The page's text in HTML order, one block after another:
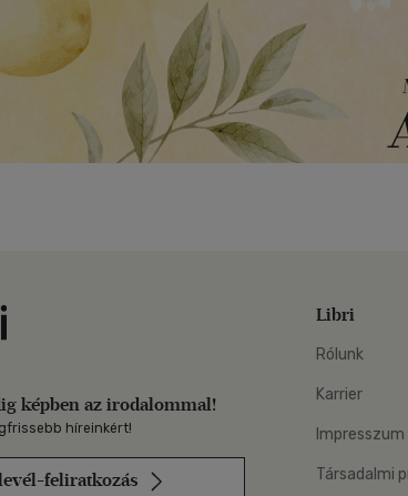
Libri
képben az irodalommal!
híreinkért!
feliratkozás
Libri
Rólunk
Karrier
Impresszum
Társadalmi